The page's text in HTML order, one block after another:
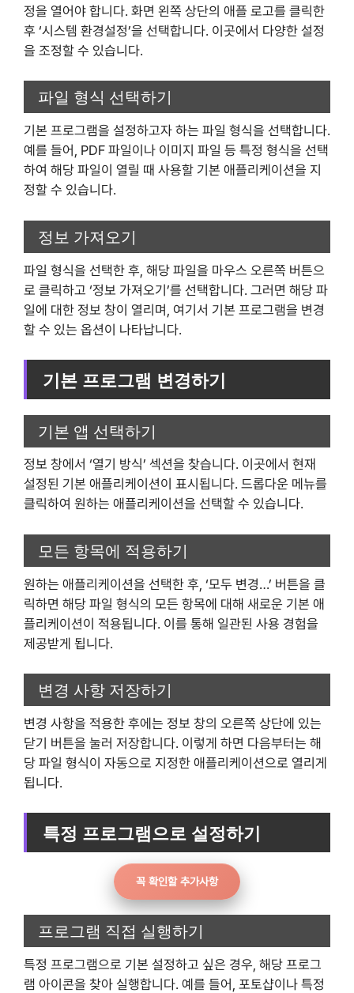
정을 열어야 합니다. 화면 왼쪽 상단의 애플 로고를 클릭한
후 ‘시스템 환경설정’을 선택합니다. 이곳에서 다양한 설정
을 조정할 수 있습니다.
파일 형식 선택하기
기본 프로그램을 설정하고자 하는 파일 형식을 선택합니다.
예를 들어, PDF 파일이나 이미지 파일 등 특정 형식을 선택
하여 해당 파일이 열릴 때 사용할 기본 애플리케이션을 지
정할 수 있습니다.
정보 가져오기
파일 형식을 선택한 후, 해당 파일을 마우스 오른쪽 버튼으
로 클릭하고 ‘정보 가져오기’를 선택합니다. 그러면 해당 파
일에 대한 정보 창이 열리며, 여기서 기본 프로그램을 변경
할 수 있는 옵션이 나타납니다.
기본 프로그램 변경하기
기본 앱 선택하기
정보 창에서 ‘열기 방식’ 섹션을 찾습니다. 이곳에서 현재
설정된 기본 애플리케이션이 표시됩니다. 드롭다운 메뉴를
클릭하여 원하는 애플리케이션을 선택할 수 있습니다.
모든 항목에 적용하기
원하는 애플리케이션을 선택한 후, ‘모두 변경…’ 버튼을 클
릭하면 해당 파일 형식의 모든 항목에 대해 새로운 기본 애
플리케이션이 적용됩니다. 이를 통해 일관된 사용 경험을
제공받게 됩니다.
변경 사항 저장하기
변경 사항을 적용한 후에는 정보 창의 오른쪽 상단에 있는
닫기 버튼을 눌러 저장합니다. 이렇게 하면 다음부터는 해
당 파일 형식이 자동으로 지정한 애플리케이션으로 열리게
됩니다.
특정 프로그램으로 설정하기
꼭 확인할 추가사항
프로그램 직접 실행하기
특정 프로그램으로 기본 설정하고 싶은 경우, 해당 프로그
램 아이콘을 찾아 실행합니다. 예를 들어, 포토샵이나 특정